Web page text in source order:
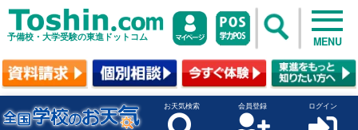
予備校・大学受験の東進ドットコム MENU
お天気検索 会員登録 ログイン